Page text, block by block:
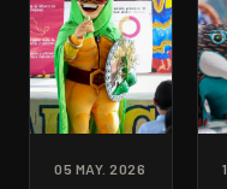
05 MAY. 2026